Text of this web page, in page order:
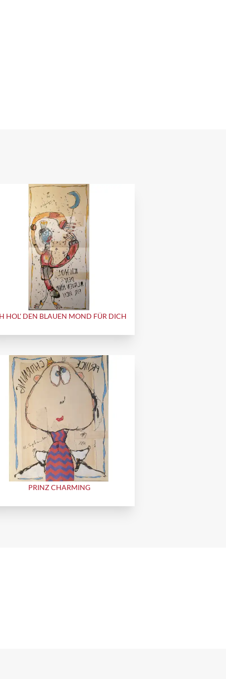
HOL' DEN BLAUEN MOND FÜR DICH
PRINZ CHARMING